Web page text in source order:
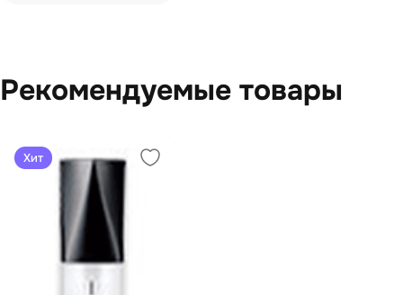
Рекомендуемые товары
Хит